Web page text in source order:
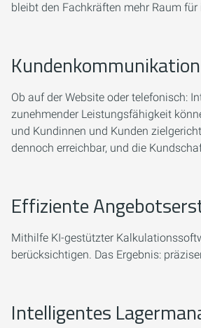
bleibt den Fachkräften mehr Raum
Ob auf der Website oder telefonisch:
zunehmender Leistungsfähigkeit
und Kundinnen und Kunden
dennoch erreichbar, und die
Effiziente
Mithilfe KI-gestützter
berücksichtigen. Das Ergebnis:
Intelligentes